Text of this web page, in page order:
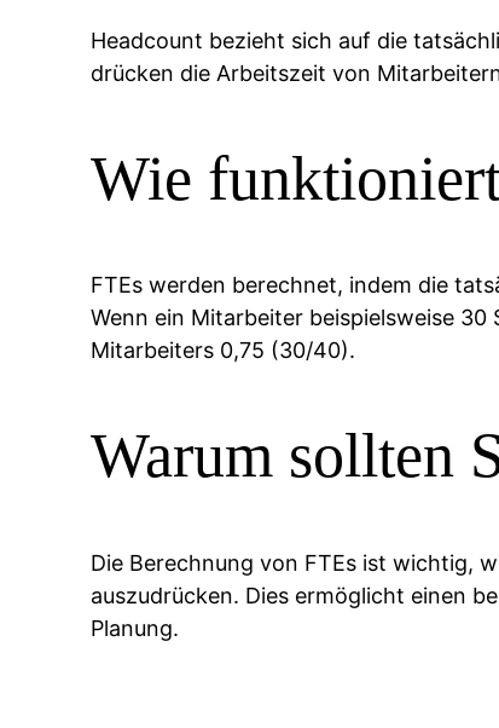
Headcount bezieht sich auf die
drücken die Arbeitszeit von
Wie
FTEs werden berechnet, indem die
Wenn ein Mitarbeiter beispielsweise
Mitarbeiters 0,75 (30/40).
Warum sollten
Die Berechnung von FTEs ist wichtig,
auszudrücken. Dies ermöglicht einen
Planung.